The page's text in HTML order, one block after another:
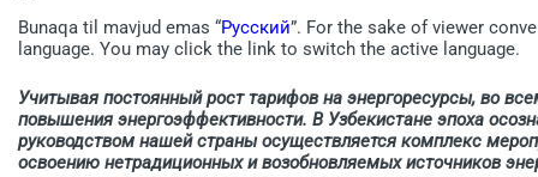
Bunaqa til mavjud emas “Русский”. For the sake of viewer
language. You may click the link to switch the active language.
Учитывая постоянный рост тарифов на энергоресурсы, во
повышения энергоэффективности. В Узбекистане эпоха
руководством нашей страны осуществляется комп­лекс
освоению нетрадиционных и возобновляемых источников